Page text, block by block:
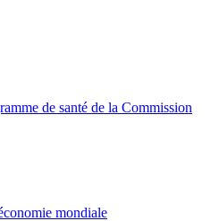
de santé de la Commission
mondiale